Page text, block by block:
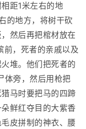
距1米左右的地
的地方，将树干砍
然后再把棺材放在
前，死者的亲戚以及
堆。他们把死者的
体旁，然后用枪把
马时要把马的四蹄
鲜红夺目的大紫香
皮拼制的神衣、腰